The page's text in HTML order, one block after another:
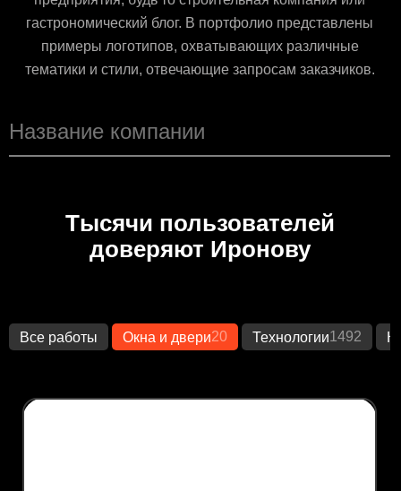
гастрономический блог. В портфолио представлены
примеры логотипов, охватывающих различные
тематики и стили, отвечающие запросам заказчиков.
Тысячи пользователей
доверяют Иронову
Все работы Окна и двери20 Технологии1492